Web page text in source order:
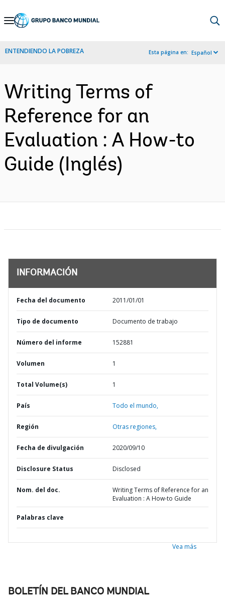
Skip
Navigation
ENTENDIENDO LA POBREZA Esta página en: Español
Writing Terms of
Reference for an
Evaluation : A How-to
Guide (Inglés)
INFORMACIÓN
Fecha del documento 2011/01/01
Tipo de documento Documento de trabajo
Número del informe 152881
Volumen 1
Total Volume(s) 1
País Todo el mundo,
Región Otras regiones,
Fecha de divulgación 2020/09/10
Disclosure Status Disclosed
Nom. del doc.
Writing Terms of Reference for an
Evaluation : A How-to Guide
Palabras clave
Vea más
BOLETÍN DEL BANCO MUNDIAL